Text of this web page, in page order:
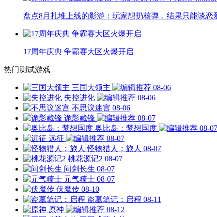
盘点8月扎堆上线的影游：玩家想扔核弹，结果只能谈恋
17周年庆典 争霸赛大区火爆开启
热门测试游戏
三国大领主
08-06
失控进化
08-06
不思议迷宫 08-06
诡影藏锋
08-07
奥比岛：梦想国度
08-07
远征
08-07
怪物猎人：旅人 08-07
桃花源记2 08-07
问剑长生 08-07
元气骑士 08-07
伏魔传 08-10
盗墓笔记：启程 08-11
原神
08-12